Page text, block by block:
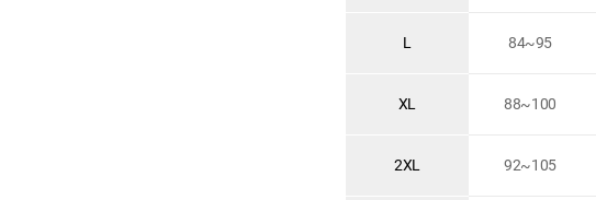
L 84~95
XL 88~100
2XL 92~105